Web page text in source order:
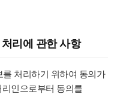
리에 관한 사항
처리하기 위하여 동의가
인으로부터 동의를